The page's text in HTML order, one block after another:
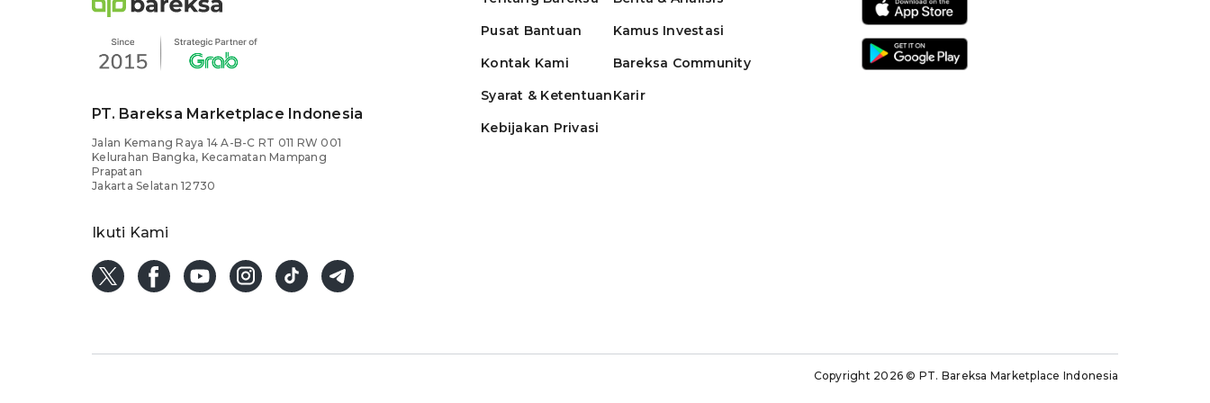
PT. Bareksa Marketplace Indonesia
Jalan Kemang Raya 14 A-B-C RT 011 RW 001
Kelurahan Bangka, Kecamatan Mampang
Prapatan
Jakarta Selatan 12730
Ikuti Kami
Pusat Bantuan
Kontak Kami
Syarat & Ketentuan
Kebijakan Privasi
Kamus Investasi
Bareksa Community
Karir
Copyright 2026© PT. Bareksa Marketplace Indonesia